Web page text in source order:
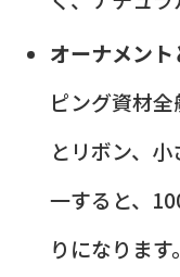
オーナメント
ピング資材
とリボン、
一すると、
りになります。